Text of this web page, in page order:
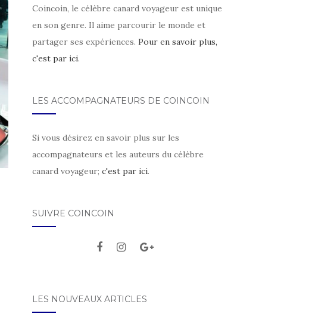
Coincoin, le célèbre canard voyageur est unique
en son genre. Il aime parcourir le monde et
partager ses expériences. Pour en savoir plus,
c'est par ici.
LES ACCOMPAGNATEURS DE COINCOIN
Si vous désirez en savoir plus sur les
accompagnateurs et les auteurs du célèbre
canard voyageur; c'est par ici.
SUIVRE COINCOIN
LES NOUVEAUX ARTICLES